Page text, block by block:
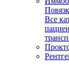
Все